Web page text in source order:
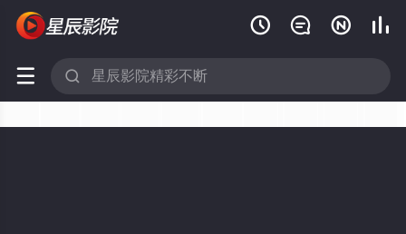
   
 